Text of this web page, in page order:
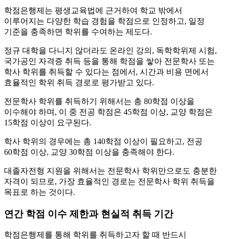
학점은행제는 평생교육법에 근거하여 학교 밖에서
이루어지는 다양한 학습 경험을 학점으로 인정하고, 일정
기준을 충족하면 학위를 수여하는 제도다.
정규 대학을 다니지 않더라도 온라인 강의, 독학학위제 시험,
국가공인 자격증 취득 등을 통해 학점을 쌓아 전문학사 또는
학사 학위를 취득할 수 있다는 점에서, 시간과 비용 면에서
효율적인 학위 취득 경로로 평가받고 있다.
전문학사 학위를 취득하기 위해서는 총 80학점 이상을
이수해야 하며, 이 중 전공 학점은 45학점 이상, 교양 학점은
15학점 이상이 요구된다.
학사 학위의 경우에는 총 140학점 이상이 필요하고, 전공
60학점 이상, 교양 30학점 이상을 충족해야 한다.
대졸자전형 지원을 위해서는 전문학사 학위만으로도 충분한
자격이 되므로, 가장 효율적인 경로는 전문학사 학위 취득을
목표로 하는 것이다.
연간 학점 이수 제한과 현실적 취득 기간
학점은행제를 통해 학위를 취득하고자 할 때 반드시